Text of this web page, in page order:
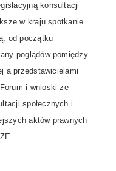
konsultacji
w kraju spotkanie
od początku
poglądów pomiędzy
a przedstawicielami
i wnioski ze
społecznych i
aktów prawnych